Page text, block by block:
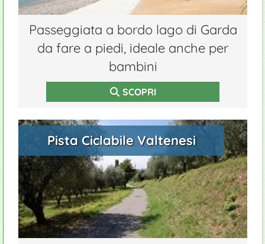
Passeggiata a bordo lago di Garda
da fare a piedi, ideale anche per
bambini
SCOPRI
Pista Ciclabile Valtenesi